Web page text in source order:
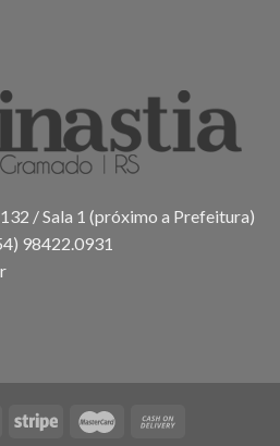
/ Sala 1 (próximo a Prefeitura)
98422.0931